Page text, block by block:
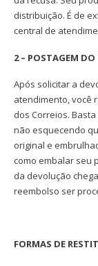
distribuição. É de
central de
2 – POSTAGEM
Após solicitar a
atendimento, você
dos Correios.
não esquecendo
original e
como embalar seu
da devolução
reembolso ser
FORMAS DE